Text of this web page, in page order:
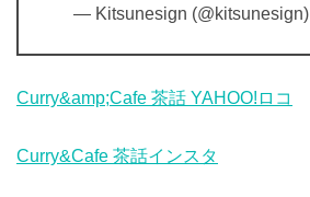
— Kitsunesign (@kitsunesign)
Curry&amp;Cafe 茶話 YAHOO!ロコ
Curry&Cafe 茶話インスタ